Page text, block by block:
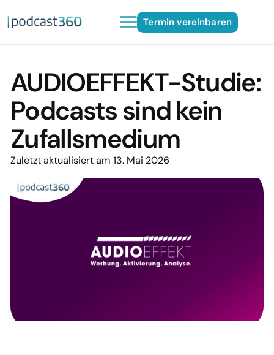
Termin vereinbaren
AUDIOEFFEKT-Studie:
Podcasts sind kein
Zufallsmedium
Zuletzt aktualisiert am 13. Mai 2026